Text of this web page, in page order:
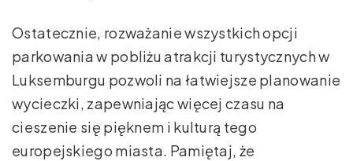
Ostatecznie, rozważanie wszystkich opcji
parkowania w pobliżu atrakcji turystycznych w
Luksemburgu pozwoli na łatwiejsze planowanie
wycieczki, zapewniając więcej czasu na
cieszenie się pięknem i kulturą tego
europejskiego miasta. Pamiętaj, że